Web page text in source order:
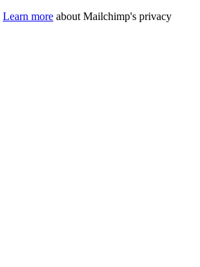
Learn more about Mailchimp's privacy